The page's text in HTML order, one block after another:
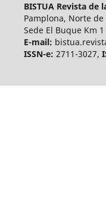
BISTUA Revista de
Pamplona, Norte
Sede El Buque Km
E-mail:
ISSN-e: 2711-3027,